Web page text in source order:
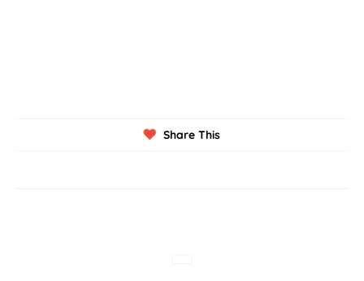
Share This